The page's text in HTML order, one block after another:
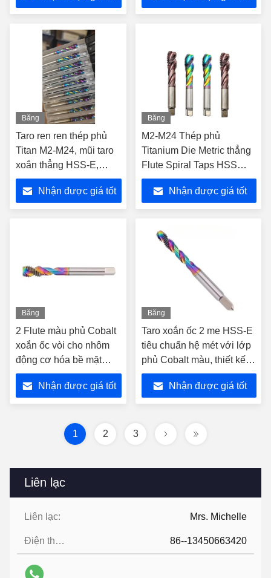
Liên lạc
Liên lạc: Mrs. Michelle
Điện thoại: 86--13450663420
Băng
Taro ren ren thép phủ
Titan M2-M24, mũi taro
xoắn thẳng HSS-E,
dụng cụ cầm tay để taro
ren và hiệu suất bền bỉ
Nhận được giá tốt
Băng
hình
M2-M24 Thép phủ
Titanium Die Metric thẳng
Flute Spiral Taps HSS
Carbide Hand Tools
Stainless Steel Machine
Plug Tap Screw
Nhận được giá tốt
Băng
hình
2 Flute màu phủ Cobalt
xoắn ốc vòi cho nhôm
động cơ hóa bề mặt
hoàn thiện bọc thiếc
Nhận được giá tốt
Băng
Taro xoắn ốc 2 me HSS-E
tiêu chuẩn hệ mét với lớp
phủ Cobalt màu, thiết kế
chuyên dụng cho nhôm
Nhận được giá tốt
1 2 3